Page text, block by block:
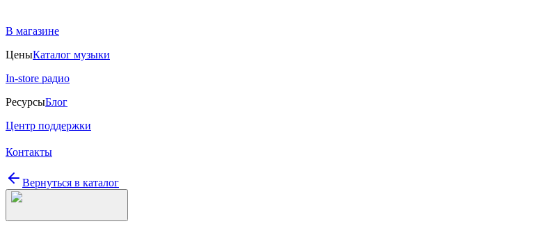
В магазине
ЦеныКаталог музыки
In-store радио
РесурсыБлог
Центр поддержки
Контакты
Вернуться в каталог